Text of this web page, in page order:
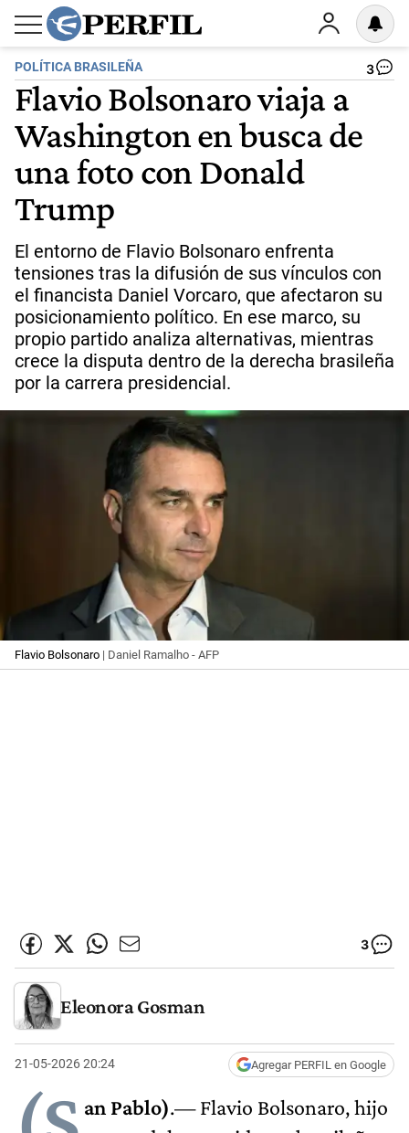
POLÍTICA BRASILEÑA 3
Flavio Bolsonaro viaja a
Washington en busca de
una foto con Donald
Trump
El entorno de Flavio Bolsonaro enfrenta
tensiones tras la difusión de sus vínculos con
el financista Daniel Vorcaro, que afectaron su
posicionamiento político. En ese marco, su
propio partido analiza alternativas, mientras
crece la disputa dentro de la derecha brasileña
por la carrera presidencial.
Flavio Bolsonaro | Daniel Ramalho - AFP
3
Eleonora Gosman
21-05-2026 20:24 Agregar PERFIL en Google
an Pablo).— Flavio Bolsonaro, hijo